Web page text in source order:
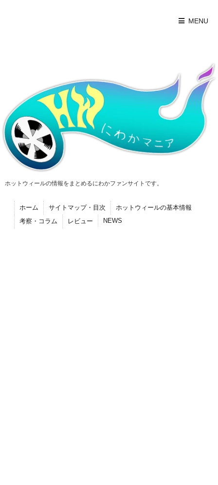
MENU
ホットウィールの情報をまとめるにわかファンサイトです。
ホーム サイトマップ・目次
ホットウィールの基本情報
考察・コラム
レビュー NEWS